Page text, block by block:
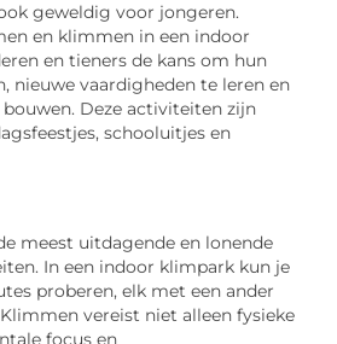
geweldig voor jongeren.
en klimmen in een indoor
en tieners de kans om hun
nieuwe vaardigheden te leren en
Deze activiteiten zijn
schooluitjes en
meest uitdagende en lonende
In een indoor klimpark kun je
proberen, elk met een ander
vereist niet alleen fysieke
focus en